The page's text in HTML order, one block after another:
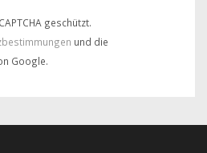
geschützt.
und die
Google.